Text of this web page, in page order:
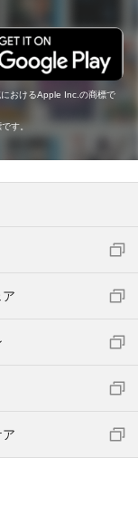
おけるApple Inc.の商標で
す。